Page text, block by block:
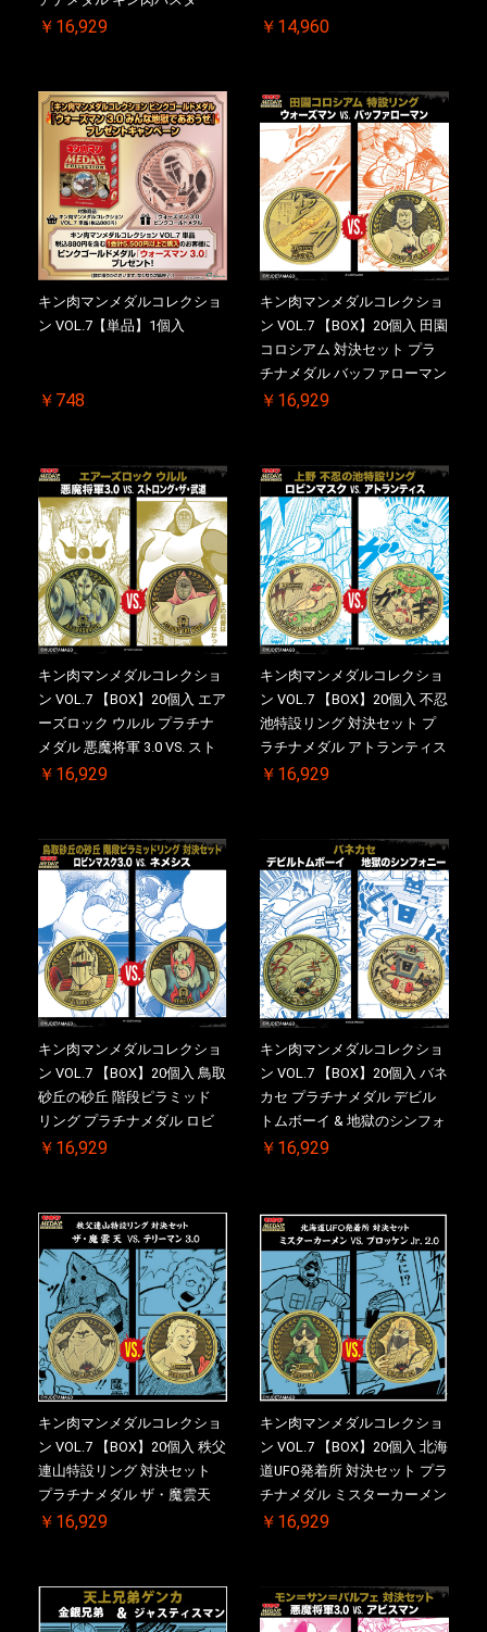
VS. キン肉バスターやぶり 初
メダル(非売品)付
￥16,929 ￥14,960
キン肉マンメダルコレクショ
ン VOL.7【単品】1個入
￥748
キン肉マンメダルコレクショ
ン VOL.7 【BOX】20個入 田園
コロシアム 対決セット プラ
チナメダル バッファローマン
2.0 顎髭 Ver. VS. 光の矢 初回
メダル(非売品)付
￥16,929
キン肉マンメダルコレクショ
ン VOL.7 【BOX】20個入 エア
ーズロック ウルル プラチナ
メダル 悪魔将軍 3.0 VS. スト
ロング・ザ・武道 初回シリア
売品)付
￥16,929
キン肉マンメダルコレクショ
ン VOL.7 【BOX】20個入 不忍
池特設リング 対決セット プ
ラチナメダル アトランティス
ドライバー VS.ネックカット
特典 】KIN(金)肉メダル(非売
品)付
￥16,929
キン肉マンメダルコレクショ
ン VOL.7 【BOX】20個入 鳥取
砂丘の砂丘 階段ピラミッド
リング プラチナメダル ロビ
ンマスク VS.ネメシス 初回シ
ル(非売品)付
￥16,929
キン肉マンメダルコレクショ
ン VOL.7 【BOX】20個入 バネ
カセ プラチナメダル デビル
トムボーイ & 地獄のシンフォ
ニー 初回シリアルNO.入 ケー
￥16,929
キン肉マンメダルコレクショ
ン VOL.7 【BOX】20個入 秩父
連山特設リング 対決セット
プラチナメダル ザ・魔雲天
VS. テリーマン 3.0 初回シリア
売品)付
￥16,929
キン肉マンメダルコレクショ
ン VOL.7 【BOX】20個入 北海
道UFO発着所 対決セット プラ
チナメダル ミスターカーメン
VS. ブロッケン Jr. 2.0 初回シ
ル(非売品)付
￥16,929